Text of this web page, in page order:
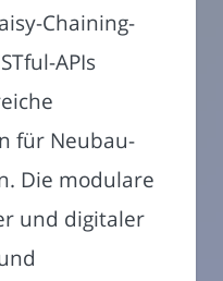
Chaining-
APIs
für Neubau-
Die modulare
und digitaler